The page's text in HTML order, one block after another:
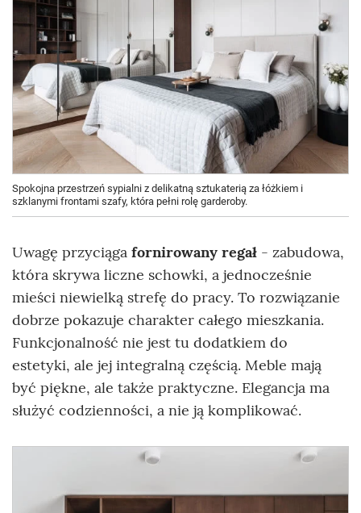
Spokojna przestrzeń sypialni z delikatną sztukaterią za łóżkiem i
szklanymi frontami szafy, która pełni rolę garderoby.
Uwagę przyciąga fornirowany regał - zabudowa,
która skrywa liczne schowki, a jednocześnie
mieści niewielką strefę do pracy. To rozwiązanie
dobrze pokazuje charakter całego mieszkania.
Funkcjonalność nie jest tu dodatkiem do
estetyki, ale jej integralną częścią. Meble mają
być piękne, ale także praktyczne. Elegancja ma
służyć codzienności, a nie ją komplikować.